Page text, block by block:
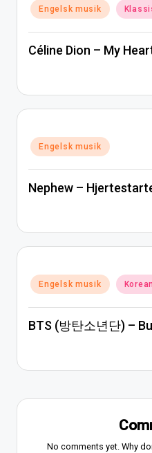
Posted
in
Engelsk musik
Céline Dion – My
Posted
in
Engelsk musik
Nephew –
Posted
in
Engelsk musik
BTS (방탄소년단) –
No comments yet. Why